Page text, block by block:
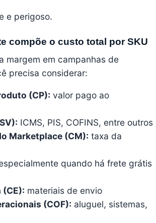
e perigoso.
compõe o custo total por SKU
margem em campanhas de
precisa considerar:
(CP): valor pago ao
ICMS, PIS, COFINS, entre outros
Marketplace (CM): taxa da
quando há frete grátis
(CE): materiais de envio
(COF): aluguel, sistemas,